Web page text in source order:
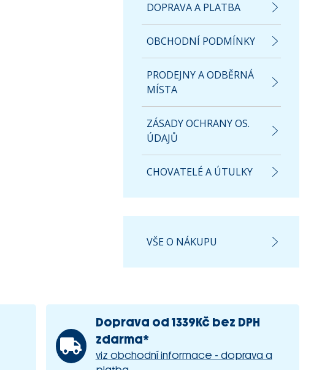
DOPRAVA A PLATBA
OBCHODNÍ PODMÍNKY
PRODEJNY A ODBĚRNÁ
MÍSTA
ZÁSADY OCHRANY OS.
ÚDAJŮ
CHOVATELÉ A ÚTULKY
VŠE O NÁKUPU
Doprava od 1339Kč bez DPH
zdarma*
viz obchodní informace - doprava a